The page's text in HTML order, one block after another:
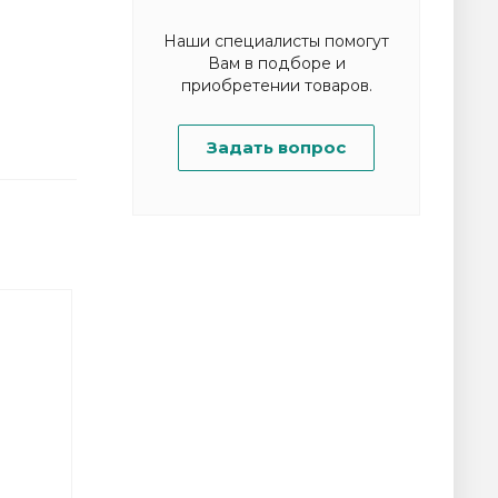
Наши специалисты помогут
Вам в подборе и
приобретении товаров.
Задать вопрос